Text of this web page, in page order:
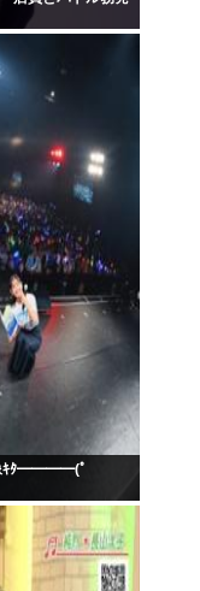
ｷﾀ━━━━(ﾟ